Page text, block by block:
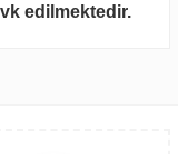
edilmektedir.